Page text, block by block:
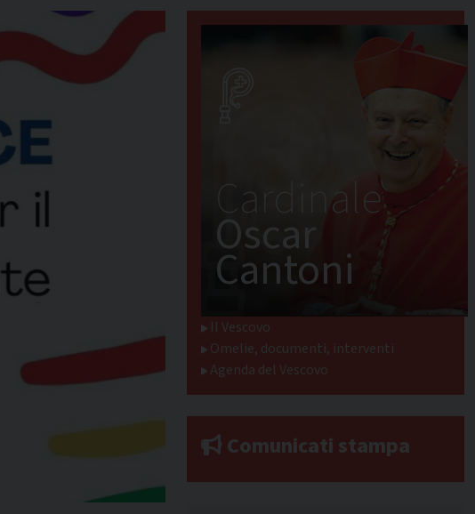
Cardinale
Oscar
Cantoni
Il Vescovo
Omelie, documenti, interventi
Agenda del Vescovo
Comunicati stampa